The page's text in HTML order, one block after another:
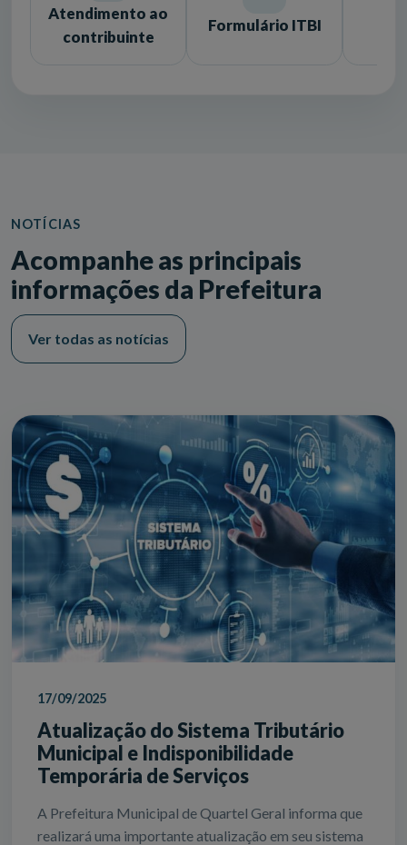
Atendimento ao
contribuinte
Formulário ITBI
NOTÍCIAS
Acompanhe as principais
informações da Prefeitura
Ver todas as notícias
17/09/2025
Atualização do Sistema Tributário
Municipal e Indisponibilidade
Temporária de Serviços
A Prefeitura Municipal de Quartel Geral informa que
realizará uma importante atualização em seu sistema